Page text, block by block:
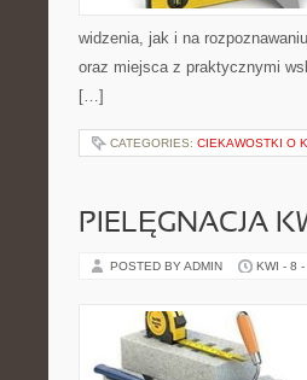
widzenia, jak i na
oraz miejsca z praktycznymi
[…]
CATEGORIES: CIEKAWOSTKI O
PIELĘGNACJA
POSTED BY ADMIN KWI - 8